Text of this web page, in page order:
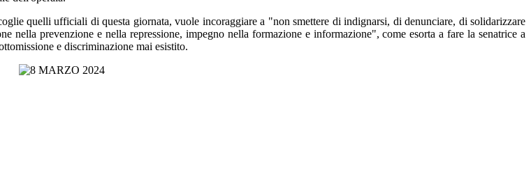
quelli ufficiali di questa giornata, vuole incoraggiare a "non smettere di indignarsi, di denunciare, di solidarizzare
nella prevenzione e nella repressione, impegno nella formazione e informazione", come esorta a fare la senatrice a
e discriminazione mai esistito.